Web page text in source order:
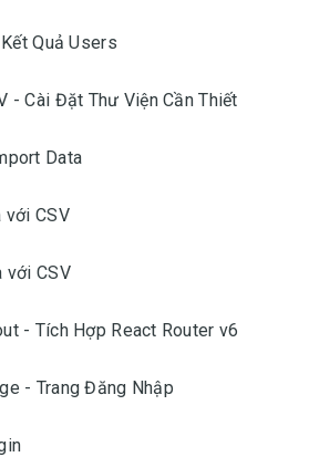
Quả Users
- Cài Đặt Thư Viện Cần Thiết
Data
với CSV
với CSV
- Tích Hợp React Router v6
- Trang Đăng Nhập